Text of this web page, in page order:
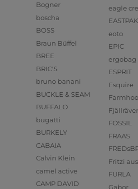
Bogner
boscha
BOSS
Braun Büffel
BREE
BRIC'S
bruno banani
BUCKLE & SEAM
BUFFALO
bugatti
BURKELY
CABAIA
Calvin Klein
camel active
CAMP DAVID
eagle
EASTPAK
eoto
EPIC
ergobag
ESPRIT
Esquire
FOSSIL
FRAAS
Fritzi
FURLA
Gabor